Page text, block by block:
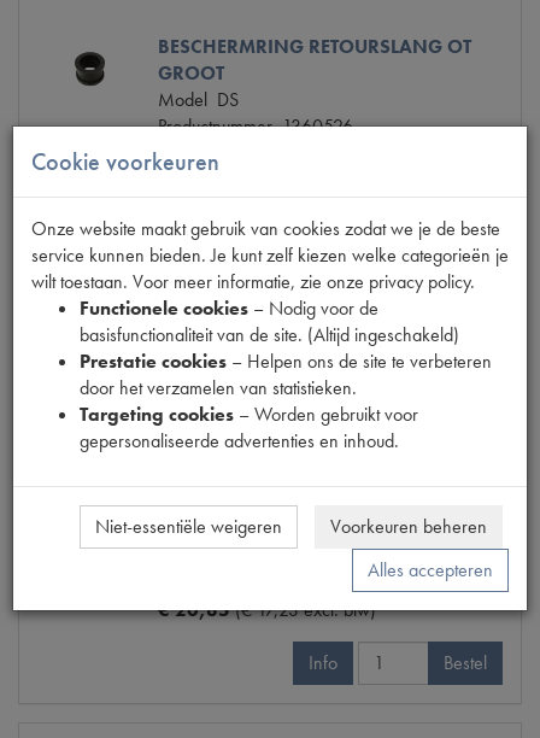
BESCHERMRING RETOURSLANG OT
GROOT
Model DS
Productnummer1360526
Codes1360526
€ 2,46(€ 2,03 excl. btw)
Info
MONTAGERUBBER NYLON 4-WEG
ModelDS
Productnummer1360577
OE CitroënDS39448
€ 20,85(€ 17,23 excl. btw)
Info Bestel
Cookie voorkeuren
Onze website maakt gebruik van cookies zodat we je de beste
service kunnen bieden. Je kunt zelf kiezen welke categorieën je
wilt toestaan. Voor meer informatie, zie onze privacy policy.
Functionele cookies – Nodig voor de
basisfunctionaliteit van de site. (Altijd ingeschakeld)
Prestatie cookies – Helpen ons de site te verbeteren
door het verzamelen van statistieken.
Targeting cookies – Worden gebruikt voor
gepersonaliseerde advertenties en inhoud.
Niet-essentiële weigeren
Voorkeuren beheren
Alles accepteren